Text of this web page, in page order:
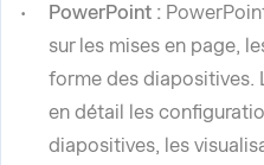
PowerPoint :
sur les mises en page,
forme des diapositives.
en détail les
diapositives, les